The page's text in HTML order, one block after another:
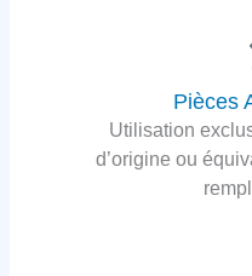
Pièces
Utilisation
d’origine ou